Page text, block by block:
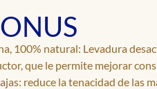
100% natural: Levadura
que le permite mejorar
reduce la tenacidad de las